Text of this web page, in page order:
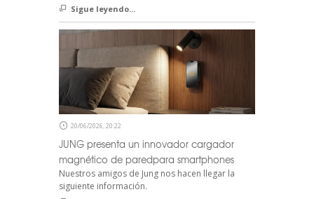
Sigue leyendo...
20/06/2026, 20:22
JUNG presenta un innovador cargador
magnético de paredpara smartphones
Nuestros amigos de Jung nos hacen llegar la
siguiente información.